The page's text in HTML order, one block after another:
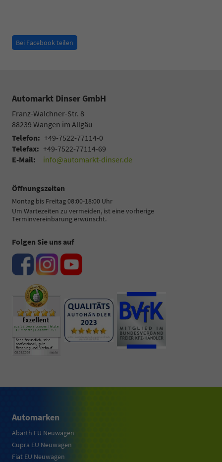
Bei Facebook teilen
Automarkt Dinser GmbH
Franz-Walchner-Str. 8
88239 Wangen im Allgäu
Telefon: +49-7522-77114-0
Telefax: +49-7522-77114-69
E-Mail:
info@automarkt-dinser.de
Öffnungszeiten
Montag bis Freitag 08:00-18:00 Uhr
Um Wartezeiten zu vermeiden, ist eine vorherige
Terminvereinbarung erwünscht.
Folgen Sie uns auf
Automarken
Abarth EU Neuwagen
Cupra EU Neuwagen
Fiat EU Neuwagen